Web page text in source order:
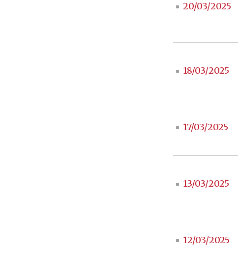
20/03/2025
18/03/2025
17/03/2025
13/03/2025
12/03/2025